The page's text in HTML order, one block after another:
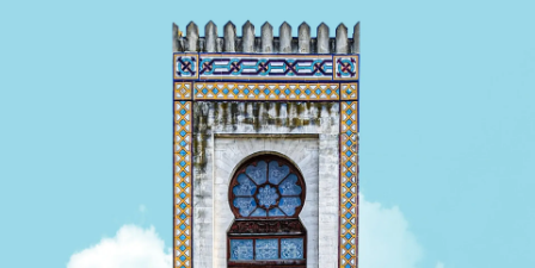
Auslagern von komplexen HR-Aufgaben
INFRASTRUKTUR
Remote Embedded
Nahtlose Integration der HR in bestehende Abläufe
WACHSTUMSPHASE
Agile HR- und Payroll-Lösungen für wachsende
Unternehmen
Mittelstand
Maßgeschneiderte HR-Lösungen, um Teams zu
vergrößern
Honorarzahlungen berechnen
Informationen zu möglichen Währungen und
Abwicklungsfristen für globale Freelancer:innen
LERNEN MIT REMOTE
Forschung und Leitfäden
Fallstudien